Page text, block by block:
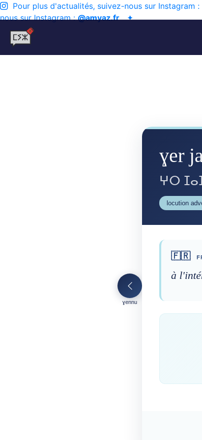
Pour plus d'actualités, suivez-nous sur Instagram :
nous sur Instagram :@amyaz.fr✦
ɣennu
ɣer
ⵖⵔ
locution
🇫🇷
à